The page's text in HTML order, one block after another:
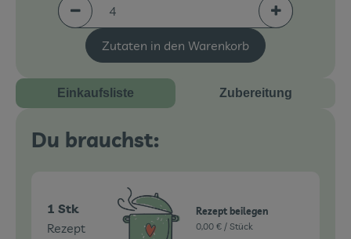
Portionen verringern (aktuell 4 Portionen
Portionen
Zutaten in den Warenkorb
Einkaufsliste Zubereitung
Du brauchst:
1 Stk
Rezept
Rezept beilegen
0,00 € / Stück